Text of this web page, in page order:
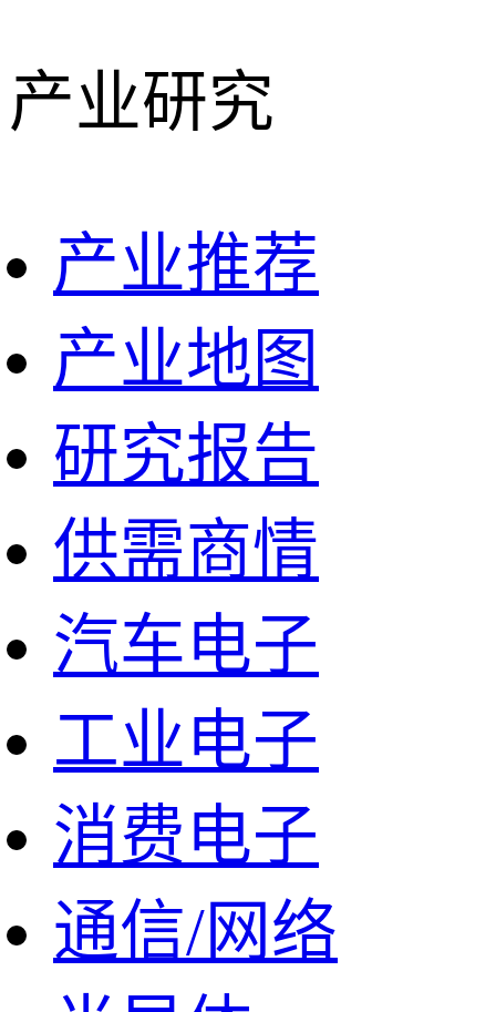
产业研究
产业推荐
产业地图
研究报告
供需商情
汽车电子
工业电子
消费电子
通信/网络